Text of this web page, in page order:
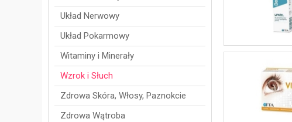
Układ Nerwowy
Układ Pokarmowy
Witaminy i Minerały
Wzrok i Słuch
Zdrowa Skóra, Włosy, Paznokcie
Zdrowa Wątroba